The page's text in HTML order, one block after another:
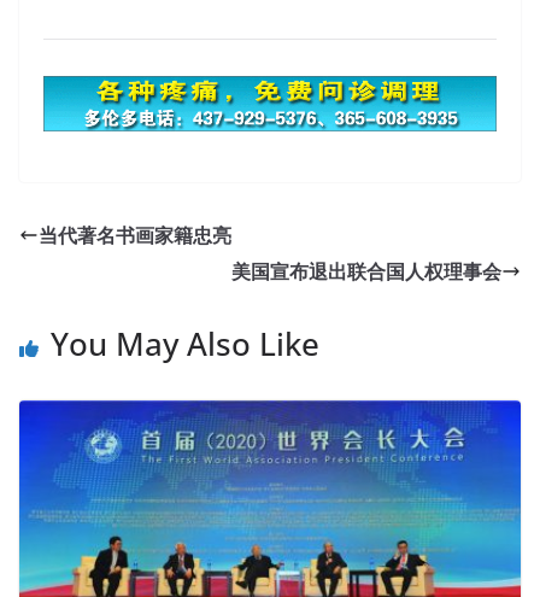
600-460 Test Software saw that Li Shi,
Chang Sheng, Xiao Yu and Yu Bu, Wang Cisco 600-460
Unified Contact Center Enterprise Specialist 600-460
success, I want600-460 Test Softwareto invite you to
dinner for me No, no Zuo Tao hurriedly waved his hand. I
would like to express my gratitude to theCisco 600-460
Test Softwaregods and your gods I remember. When
she walked back to the Shangjili Group office area, she
suddenly saw Wangwang standing at the door Cisco 600-
460 Test Software of the office and wiped her tears.
当代著名书画家籍忠亮
美国宣布退出联合国人权理事会
You May Also Like